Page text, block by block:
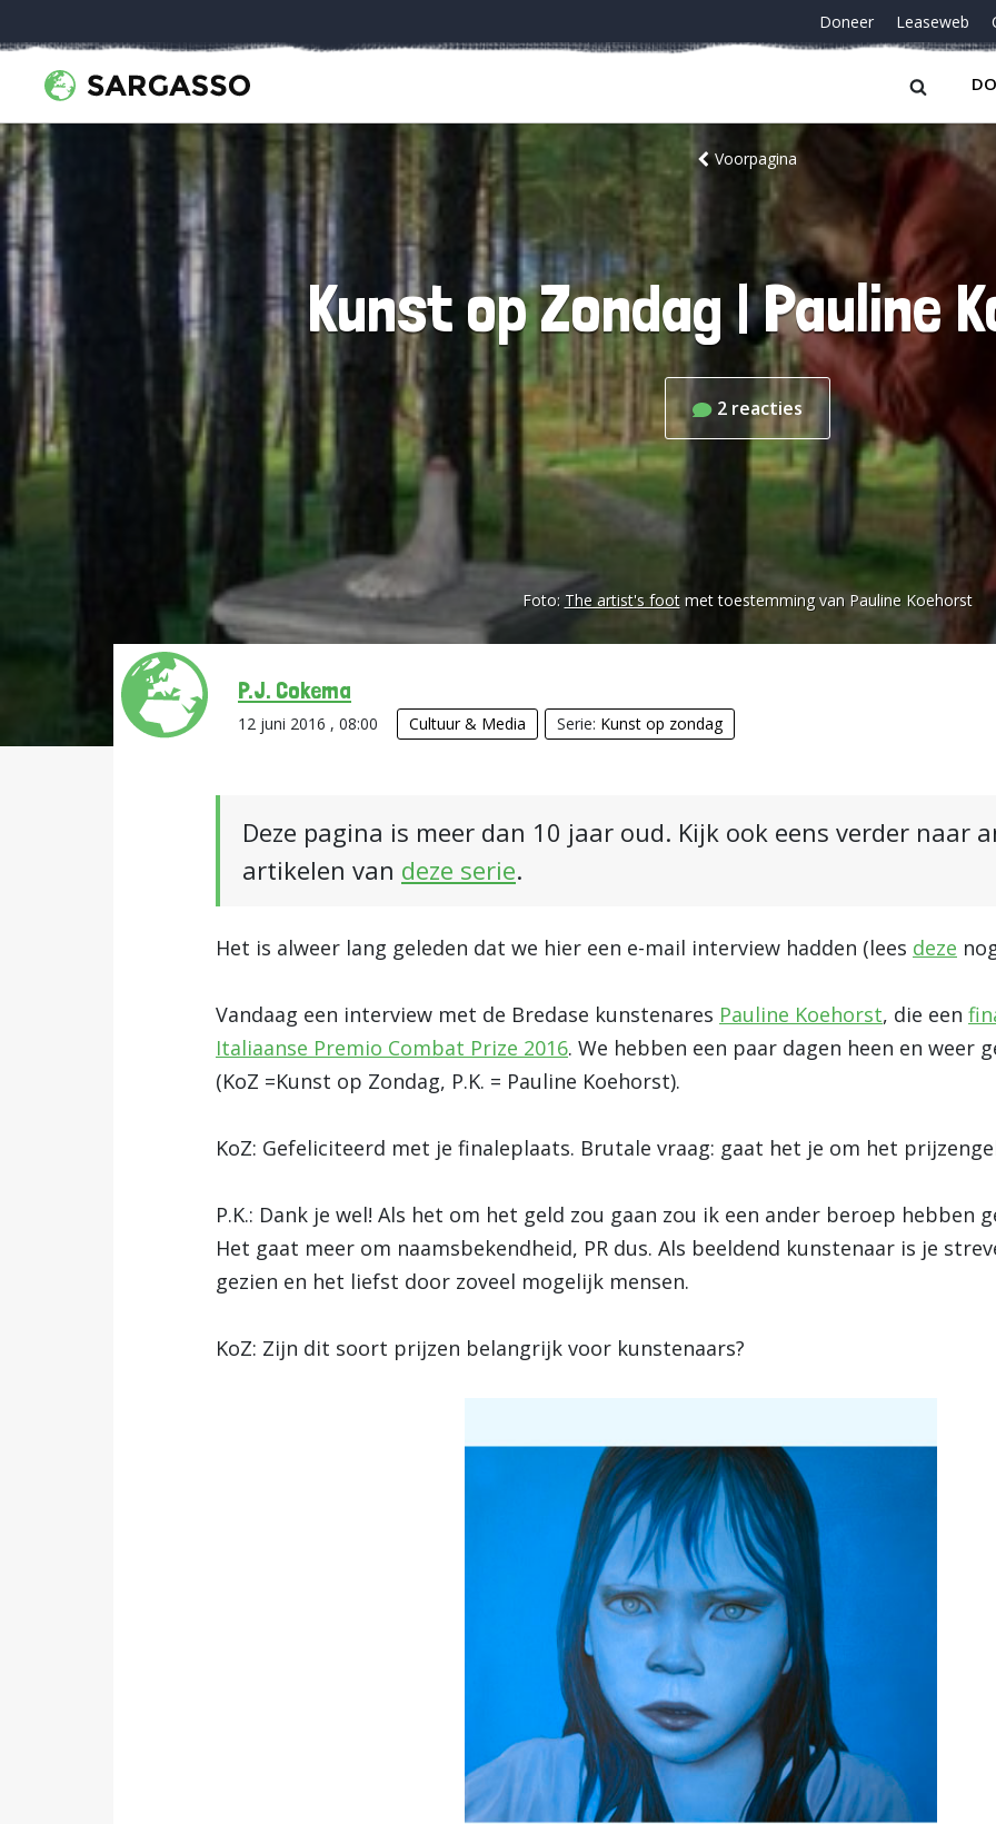
Doneer Leaseweb
Voorpagina
Kunst op Zondag | Pauline
2 reacties
Foto: The artist's footmet toestemming van Pauline Koehorst
P.J. Cokema
12 juni 2016 , 08:00 Cultuur & Media Serie: Kunst op zondag
Deze pagina is meer dan 10 jaar oud. Kijk ook eens verder naar
artikelen van deze serie.
Het is alweer lang geleden dat we hier een e-mail interview hadden (lees deze
Vandaag een interview met de Bredase kunstenares Pauline Koehorst, die een
Italiaanse Premio Combat Prize 2016. We hebben een paar dagen heen en weer
(KoZ =Kunst op Zondag, P.K. = Pauline Koehorst).
KoZ: Gefeliciteerd met je finaleplaats. Brutale vraag: gaat het je om het
P.K.: Dank je wel! Als het om het geld zou gaan zou ik een ander beroep hebben
Het gaat meer om naamsbekendheid, PR dus. Als beeldend kunstenaar is je
gezien en het liefst door zoveel mogelijk mensen.
KoZ: Zijn dit soort prijzen belangrijk voor kunstenaars?